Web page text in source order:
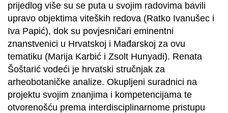
prijedlog više su se puta u svojim radovima bavili
upravo objektima viteških redova (Ratko Ivanušec i
Iva Papić), dok su povjesničari eminentni
znanstvenici u Hrvatskoj i Mađarskoj za ovu
tematiku (Marija Karbić i Zsolt Hunyadi). Renata
Šoštarić vodeći je hrvatski stručnjak za
arheobotaničke analize. Okupljeni suradnici na
projektu svojim znanjima i kompetencijama te
otvorenošću prema interdisciplinarnome pristupu